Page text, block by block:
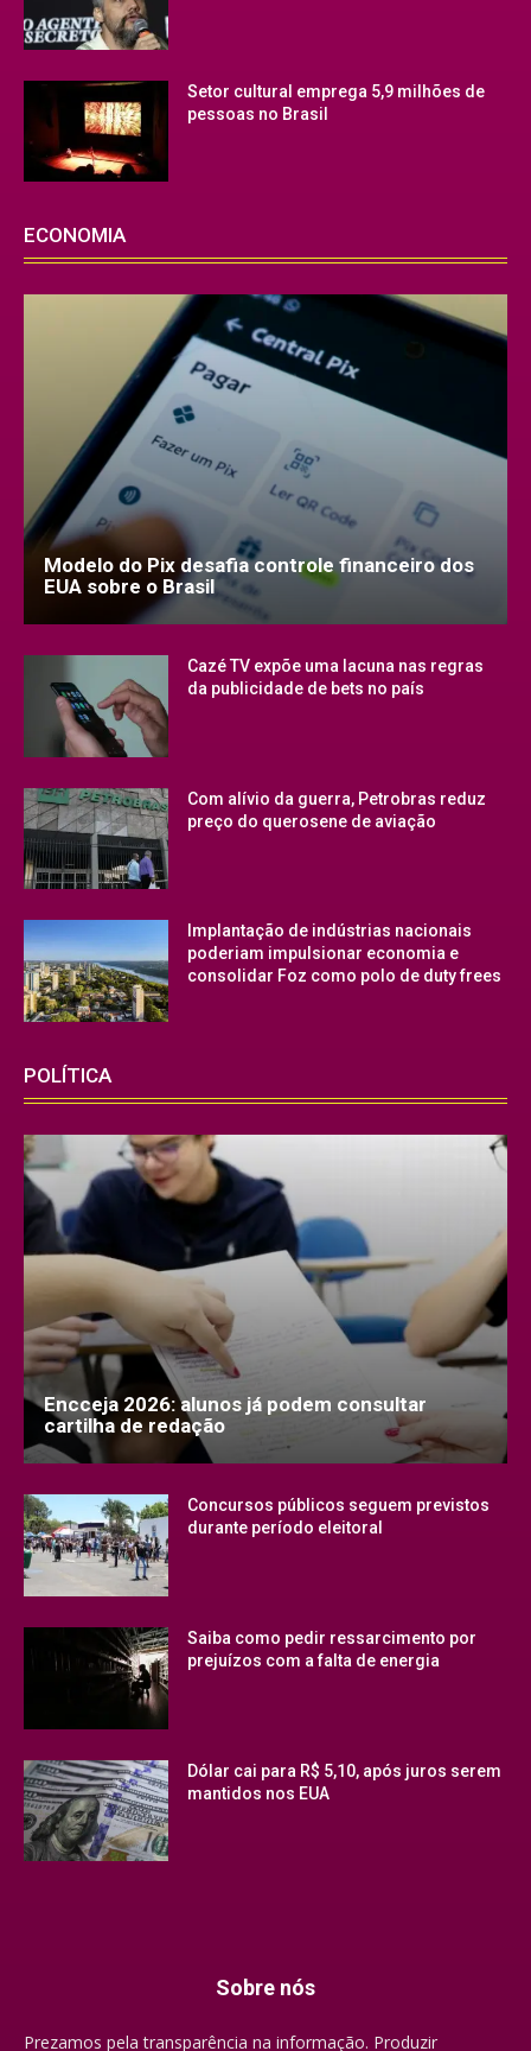
Setor cultural emprega 5,9 milhões de
pessoas no Brasil
ECONOMIA
Modelo do Pix desafia controle financeiro dos
EUA sobre o Brasil
Cazé TV expõe uma lacuna nas regras
da publicidade de bets no país
Com alívio da guerra, Petrobras reduz
preço do querosene de aviação
Implantação de indústrias nacionais
poderiam impulsionar economia e
consolidar Foz como polo de duty frees
POLÍTICA
Encceja 2026: alunos já podem consultar
cartilha de redação
Concursos públicos seguem previstos
durante período eleitoral
Saiba como pedir ressarcimento por
prejuízos com a falta de energia
Dólar cai para R$ 5,10, após juros serem
mantidos nos EUA
Sobre nós
Prezamos pela transparência na informação. Produzir